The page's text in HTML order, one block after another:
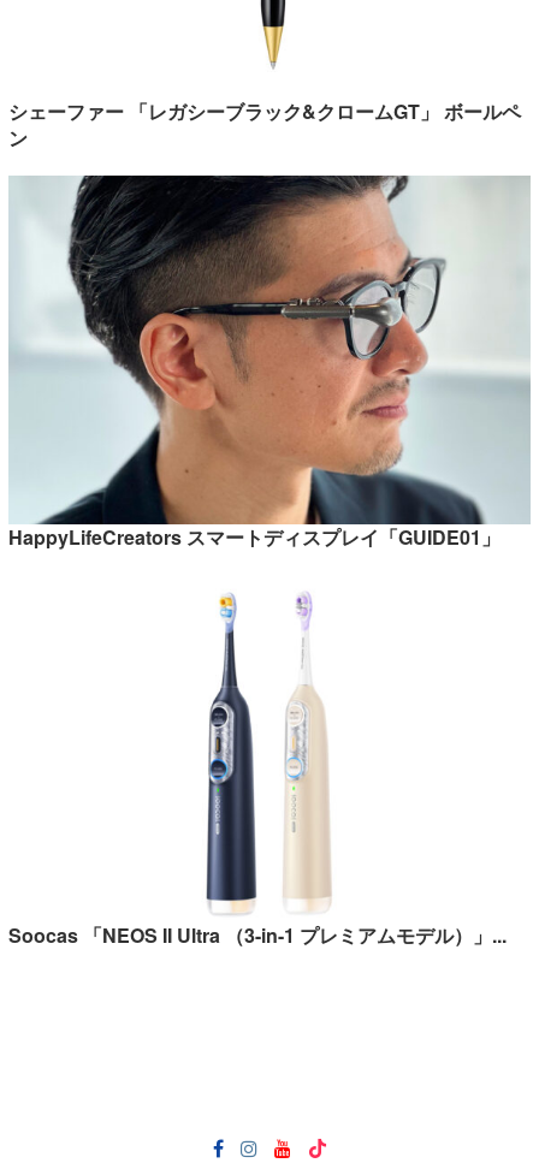
シェーファー 「レガシーブラック&クロームGT」 ボールペ
ン
HappyLifeCreators スマートディスプレイ「GUIDE01」
Soocas 「NEOS II Ultra （3-in-1 プレミアムモデル）」...